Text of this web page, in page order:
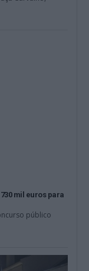
mil euros para
público